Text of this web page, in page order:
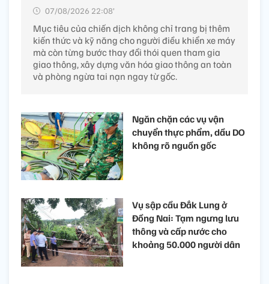
07/08/2026 22:08’
Mục tiêu của chiến dịch không chỉ trang bị thêm
kiến thức và kỹ năng cho người điều khiển xe máy
mà còn từng bước thay đổi thói quen tham gia
giao thông, xây dựng văn hóa giao thông an toàn
và phòng ngừa tai nạn ngay từ gốc.
Ngăn chặn các vụ vận
chuyển thực phẩm, dầu DO
không rõ nguồn gốc
Vụ sập cầu Đắk Lung ở
Đồng Nai: Tạm ngưng lưu
thông và cấp nước cho
khoảng 50.000 người dân